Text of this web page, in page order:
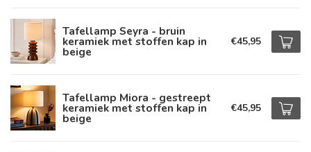
Tafellamp Seyra - bruin
keramiek met stoffen kap in
beige
€45,95
Tafellamp Miora - gestreept
keramiek met stoffen kap in
beige
€45,95